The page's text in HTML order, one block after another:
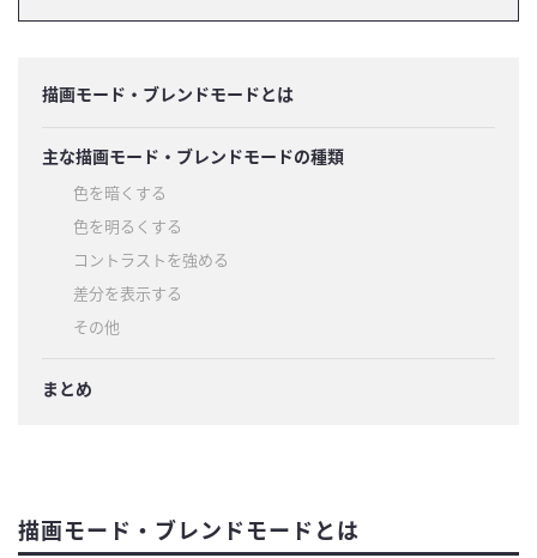
描画モード・ブレンドモードとは
主な描画モード・ブレンドモードの種類
色を暗くする
色を明るくする
コントラストを強める
差分を表示する
その他
まとめ
描画モード・ブレンドモードとは